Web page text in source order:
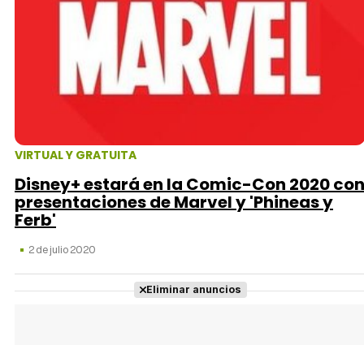
VIRTUAL Y GRATUITA
Disney+ estará en la Comic-Con 2020 con
presentaciones de Marvel y 'Phineas y
Ferb'
2 de julio 2020
Eliminar anuncios